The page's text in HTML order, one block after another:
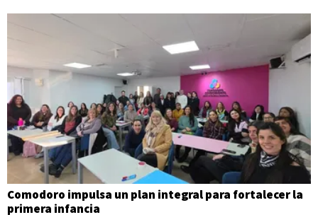
Comodoro impulsa un plan integral para fortalecer la
primera infancia